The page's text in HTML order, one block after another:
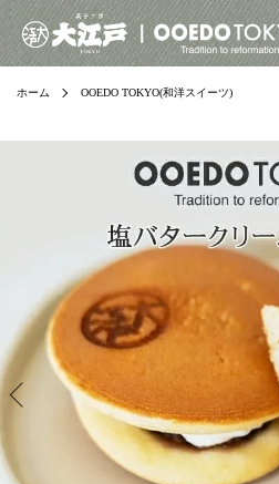
ホーム OOEDO TOKYO(和洋スイーツ)